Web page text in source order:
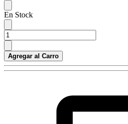
En Stock
Agregar al Carro